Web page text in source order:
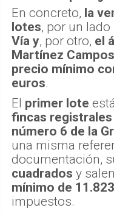
En concreto, la
lotes, por un lado
Vía y, por otro, el
Martínez Campos
precio mínimo
euros.
El primer lote
fincas
número 6 de la
una misma
documentación,
cuadrados y
mínimo de
impuestos.